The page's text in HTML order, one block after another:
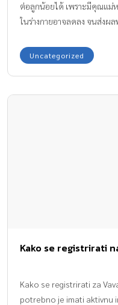
ต่อลูกน้อยได้ เพราะมีคุณแม่
ในร่างกายอาจลดลง จนส่งผ
Uncategorized
Kako se registrirati
Kako se registrirati za
potrebno je imati aktivnu